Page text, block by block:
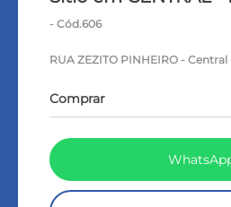
- Cód.606
RUA ZEZITO PINHEIRO -
Comprar